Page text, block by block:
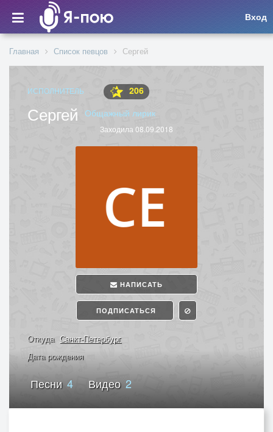
Вход
Главная Список певцов Сергей
ИСПОЛНИТЕЛЬ 206
Сергей Общажный лирик
Заходила 08.09.2018
НАПИСАТЬ
ПОДПИСАТЬСЯ
Откуда Санкт-Петербург
Дата рождения
Песни4 Видео2